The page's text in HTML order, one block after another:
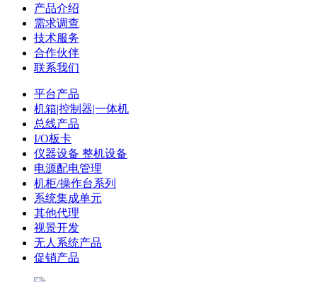
产品介绍
需求调查
技术服务
合作伙伴
联系我们
平台产品
机箱|控制器|一体机
总线产品
I/O板卡
仪器设备 整机设备
电源配电管理
机柜/操作台系列
系统集成单元
其他代理
视景开发
无人系统产品
促销产品